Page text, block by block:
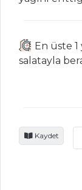
Levrek
Fırında
Tüm
En üste
salatayla
Kaydet